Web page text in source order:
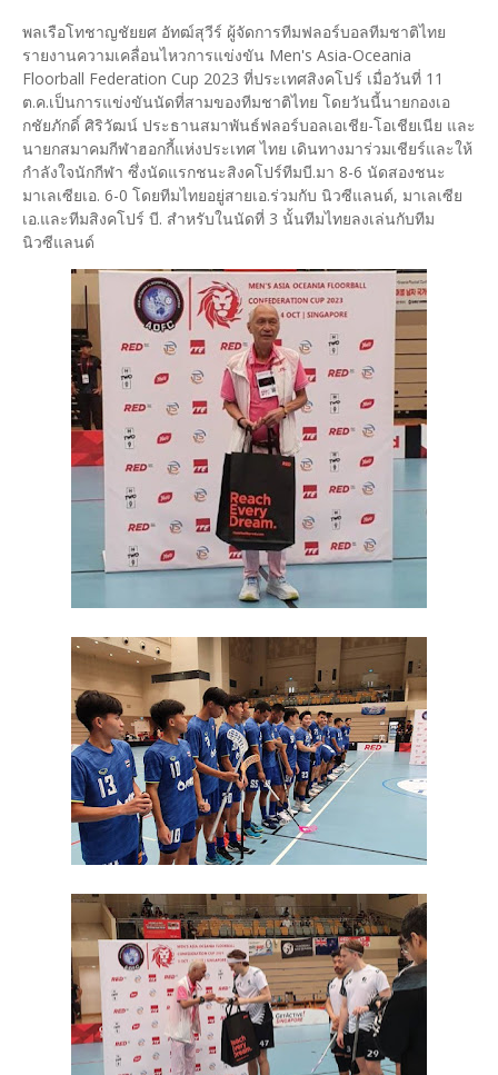
พลเรือโทชาญชัยยศ อัทฒ์สุวีร์ ผู้จัดการทีมฟลอร์บอลทีมชาติไทย
รายงานความเคลื่อนไหวการแข่งขัน Men's Asia-Oceania
Floorball Federation Cup 2023 ที่ประเทศสิงคโปร์ เมื่อวันที่ 11
ต.ค.เป็นการแข่งขันนัดที่สามของทีมชาติไทย โดยวันนี้นายกองเอ
กชัยภักดิ์ ศิริวัฒน์ ประธานสมาพันธ์ฟลอร์บอลเอเชีย-โอเชียเนีย และ
นายกสมาคมกีฬาฮอกกี้แห่งประเทศ ไทย เดินทางมาร่วมเชียร์และให้
กำลังใจนักกีฬา ซึ่งนัดแรกชนะสิงคโปร์ทีมบี.มา 8-6 นัดสองชนะ
มาเลเซียเอ. 6-0 โดยทีมไทยอยู่สายเอ.ร่วมกับ นิวซีแลนด์, มาเลเซีย
เอ.และทีมสิงคโปร์ บี. สำหรับในนัดที่ 3 นั้นทีมไทยลงเล่นกับทีม
นิวซีแลนด์